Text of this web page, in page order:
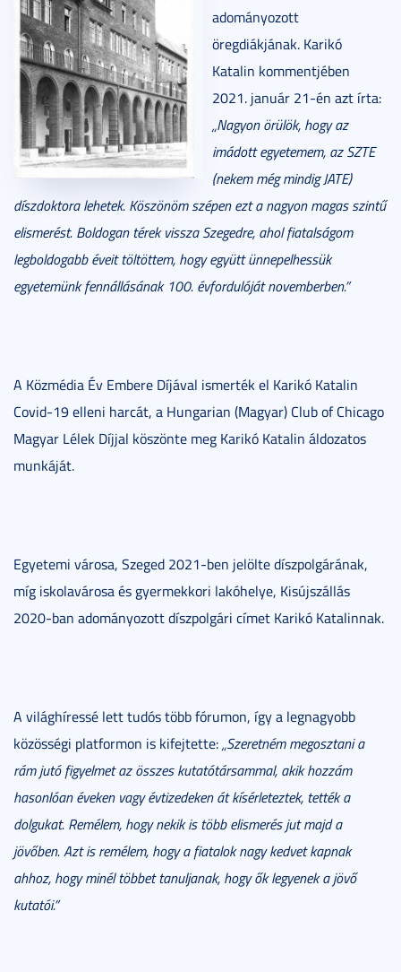
adományozott
öregdiákjának. Karikó
Katalin kommentjében
2021. január 21-én azt írta:
„Nagyon örülök, hogy az
imádott egyetemem, az SZTE
(nekem még mindig JATE)
díszdoktora lehetek. Köszönöm szépen ezt a nagyon magas szintű
elismerést. Boldogan térek vissza Szegedre, ahol fiatalságom
legboldogabb éveit töltöttem, hogy együtt ünnepelhessük
egyetemünk fennállásának 100. évfordulóját novemberben.”
A Közmédia Év Embere Díjával ismerték el Karikó Katalin
Covid-19 elleni harcát, a Hungarian (Magyar) Club of Chicago
Magyar Lélek Díjjal köszönte meg Karikó Katalin áldozatos
munkáját.
Egyetemi városa, Szeged 2021-ben jelölte díszpolgárának,
míg iskolavárosa és gyermekkori lakóhelye, Kisújszállás
2020-ban adományozott díszpolgári címet Karikó Katalinnak.
A világhíressé lett tudós több fórumon, így a legnagyobb
közösségi platformon is kifejtette:„Szeretném megosztani a
rám jutó figyelmet az összes kutatótársammal, akik hozzám
hasonlóan éveken vagy évtizedeken át kísérleteztek, tették a
dolgukat. Remélem, hogy nekik is több elismerés jut majd a
jövőben. Azt is remélem, hogy a fiatalok nagy kedvet kapnak
ahhoz, hogy minél többet tanuljanak, hogy ők legyenek a jövő
kutatói.”